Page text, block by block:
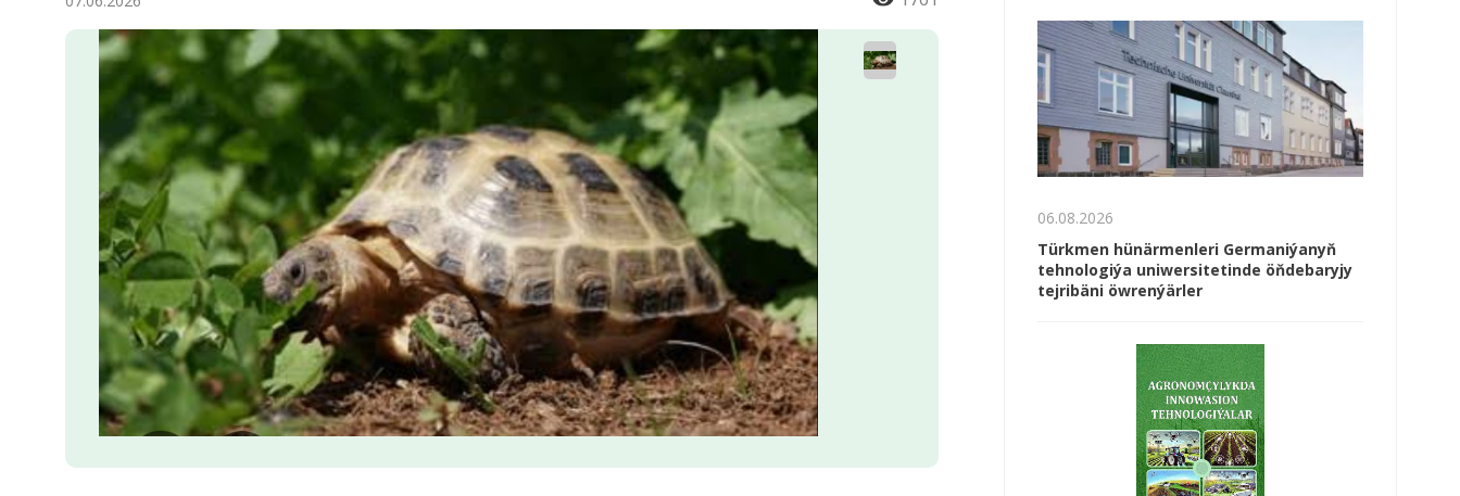
Jemgyýet
Medeniýet
Ylym
Sport
06.08.2026
Türkmen hünärmenleri Germaniýanyň
tehnologiýa uniwersitetinde öňdebaryjy
tejribäni öwrenýärler